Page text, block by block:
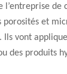
l’entreprise de
et
vont
des produits